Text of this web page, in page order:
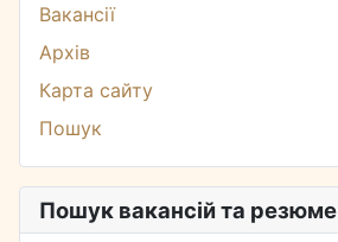
Вакансії
Архів
Карта сайту
Пошук
Пошук вакансій та резюме